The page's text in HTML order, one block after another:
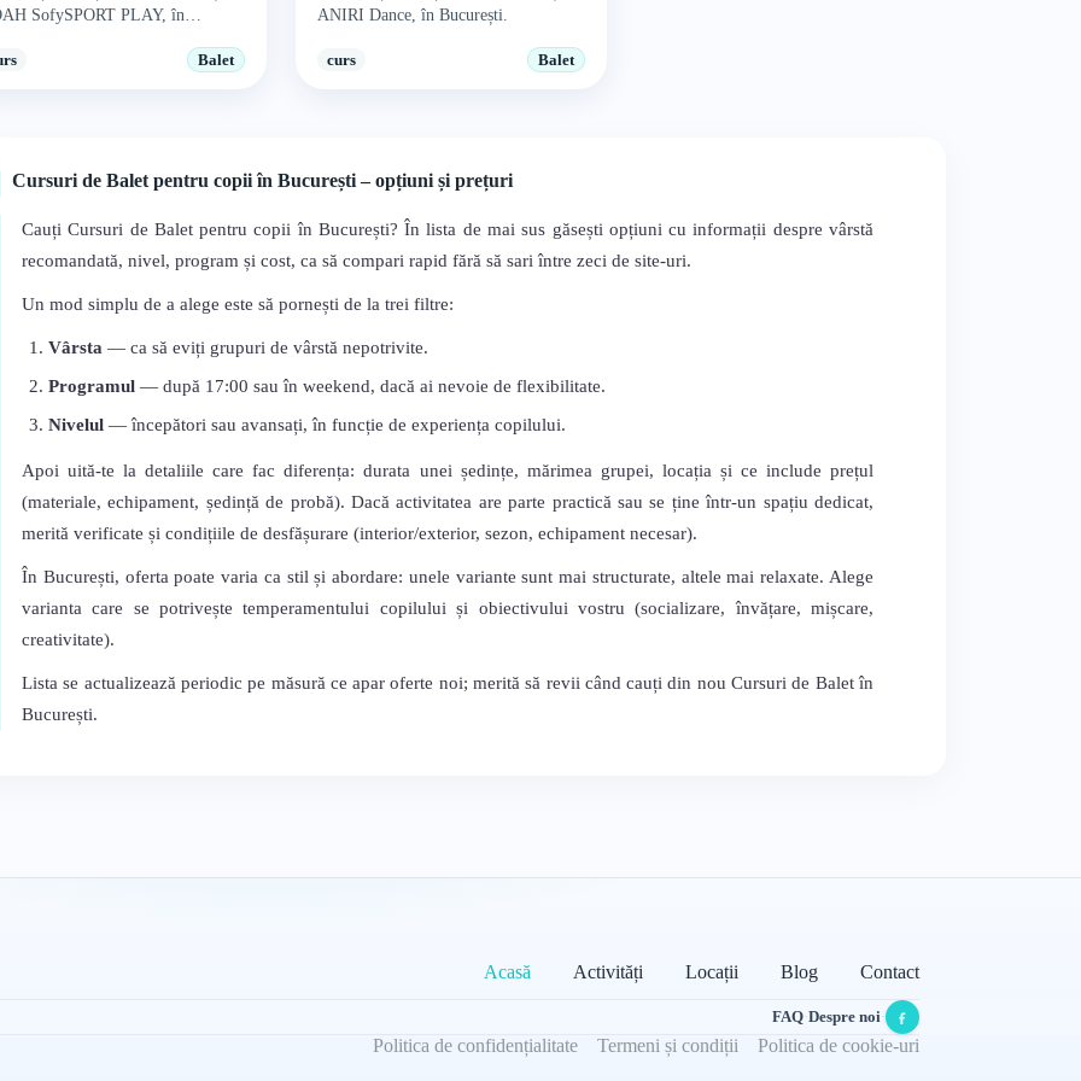
SofySPORT PLAY, în
Balet
ANIRI Dance, în București.
curs Balet
Cursuri de Balet pentru copii în București – opțiuni și prețuri
Cauți Cursuri de Balet pentru copii în București? În lista de mai sus găsești opțiuni cu informații despre vârstă
recomandată, nivel, program și cost, ca să compari rapid fără să sari între zeci de site-uri.
Un mod simplu de a alege este să pornești de la trei filtre:
Vârsta — ca să eviți grupuri de vârstă nepotrivite.
Programul — după 17:00 sau în weekend, dacă ai nevoie de flexibilitate.
Nivelul — începători sau avansați, în funcție de experiența copilului.
Apoi uită-te la detaliile care fac diferența: durata unei ședințe, mărimea grupei, locația și ce include prețul
(materiale, echipament, ședință de probă). Dacă activitatea are parte practică sau se ține într-un spațiu dedicat,
merită verificate și condițiile de desfășurare (interior/exterior, sezon, echipament necesar).
În București, oferta poate varia ca stil și abordare: unele variante sunt mai structurate, altele mai relaxate. Alege
varianta care se potrivește temperamentului copilului și obiectivului vostru (socializare, învățare, mișcare,
creativitate).
Lista se actualizează periodic pe măsură ce apar oferte noi; merită să revii când cauți din nou Cursuri de Balet în
București.
Acasă Activități Locații Blog Contact
FAQ·Despre noi·
Politica de confidențialitate Termeni și condiții Politica de cookie-uri